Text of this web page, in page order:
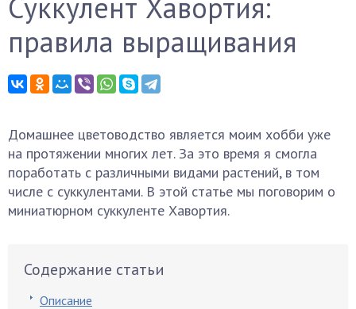
Суккулент Хавортия:
правила выращивания
Домашнее цветоводство является моим хобби уже
на протяжении многих лет. За это время я смогла
поработать с различными видами растений, в том
числе с суккулентами. В этой статье мы поговорим о
миниатюрном суккуленте Хавортия.
Содержание статьи
Описание